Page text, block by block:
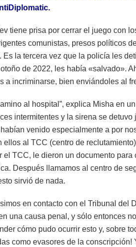
tiene prisa por cerrar el juego con
comunistas, presos políticos
Es la tercera vez que la policía les
de 2022, les había «salvado».
a incriminarse, bien enviándoles al
al hospital”, explica Misha en
intermitentes y la sirena se
venido especialmente a por
ellos al TCC (centro de
el TCC, le dieron un documento
Después llamamos al centro de
sirvió de nada.
en contacto con el Tribunal del
una causa penal, y sólo entonces
cómo pudo ocurrir esto y, sobre
como evasores de la